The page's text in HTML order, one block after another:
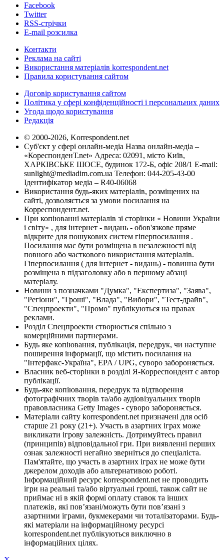
Facebook
Twitter
RSS-стрічки
E-mail розсилка
Контакти
Реклама на сайті
Використання матеріалів korrespondent.net
Правила користування сайтом
Договір користування сайтом
Політика у сфері конфіденційності і персональних даних
Угода щодо користування
Редакція
© 2000-2026, Korrespondent.net
Суб'єкт у сфері онлайн-медіа Назва онлайн-медіа –
«КореспонденТ.net» Адреса: 02091, місто Київ,
ХАРКІВСЬКЕ ШОСЕ, будинок 172-Б, офіс 208/1 E-mail:
sunlight@mediadim.com.ua Телефон: 044-205-43-00
Ідентифікатор медіа – R40-06068
Використання будь-яких матеріалів, розміщених на
сайті, дозволяється за умови посилання на
Корреспондент.net.
При копіюванні матеріалів зі сторінки « Новини України
і світу» , для інтернет - видань - обов'язкове пряме
відкрите для пошукових систем гіперпосилання .
Посилання має бути розміщена в незалежності від
повного або часткового використання матеріалів.
Гіперпосилання ( для інтернет - видань) - повинна бути
розміщена в підзаголовку або в першому абзаці
матеріалу.
Новини з позначками "Думка", "Експертиза", "Заява",
"Регіони", "Гроші", "Влада", "Вибори", "Тест-драйв",
"Спецпроекти", "Промо" публікуються на правах
реклами.
Розділ Спецпроекти створюється спільно з
комерційними партнерами.
Будь яке копіювання, публікація, передрук, чи наступне
поширення інформації, що містить посилання на
"Інтерфакс-Україна", EPA / UPG, суворо забороняється.
Власник веб-сторінки в розділі Я-Корреспондент є автор
публікації.
Будь-яке копіювання, передрук та відтворення
фотографічних творів та/або аудіовізуальних творів
правовласника Getty Images - суворо забороняється.
Матеріали сайту korrespondent.net призначені для осіб
старше 21 року (21+). Участь в азартних іграх може
викликати ігрову залежність. Дотримуйтесь правил
(принципів) відповідальної гри. При виявленні перших
ознак залежності негайно зверніться до спеціаліста.
Пам'ятайте, що участь в азартних іграх не може бути
джерелом доходів або альтернативою роботі.
Інформаційний ресурс korrespondent.net не проводить
ігри на реальні та/або віртуальні гроші, також сайт не
приймає ні в якій формі оплату ставок та інших
платежів, які пов’язані/можуть бути пов’язані з
азартними іграми, букмекерами чи тоталізаторами. Будь-
які матеріали на інформаційному ресурсі
korrespondent.net публікуються виключно в
інформаційних цілях.